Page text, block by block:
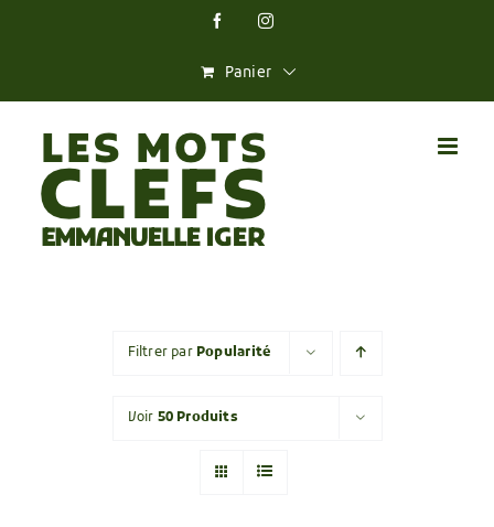
FacebookInstagram
Panier
Filtrer par Popularité
Voir 50 Produits